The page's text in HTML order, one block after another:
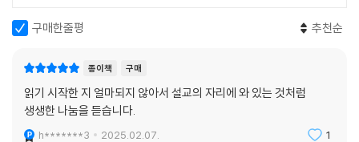
으로 전진하게 하시는 ‘불멸의 전파자’가 되길 기도한다.
이 시대에 믿음을 지키며 살아간다고 하는 것은 결코 쉬운 일이 아니다. 그
러나 죄가 많은 곳에 은혜가 많다고 하셨다. 이 땅에 죄가 흥건하면 흥건할
수록, 주께서 남은 주의 백성에게 부어주시는 은혜도 더욱 크실 것이다.
구매한줄평 추천순
종이책 구매
읽기 시작한 지 얼마되지 않아서 설교의 자리에 와 있는 것처럼
생생한 나눔을 듣습니다.
h*******3 2025.02.07. 1